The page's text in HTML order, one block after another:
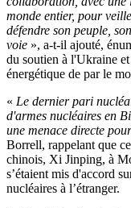
monde entier, pour
défendre son peuple,
voie », a-t-il ajouté,
du soutien à l'Ukraine
énergétique de par le
« Le dernier pari
d'armes nucléaires en
une menace directe
Borrell, rappelant que
chinois, Xi Jinping, à
s’étaient mis d'accord
nucléaires à l’étranger.